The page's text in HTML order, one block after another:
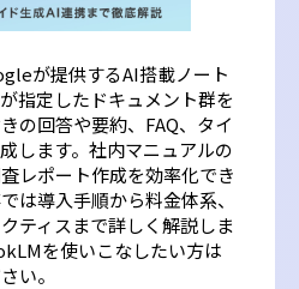
が提供するAI搭載ノート
指定したドキュメント群を
の回答や要約、FAQ、タイ
します。社内マニュアルの
レポート作成を効率化でき
は導入手順から料金体系、
ティスまで詳しく解説しま
を使いこなしたい方は
い。